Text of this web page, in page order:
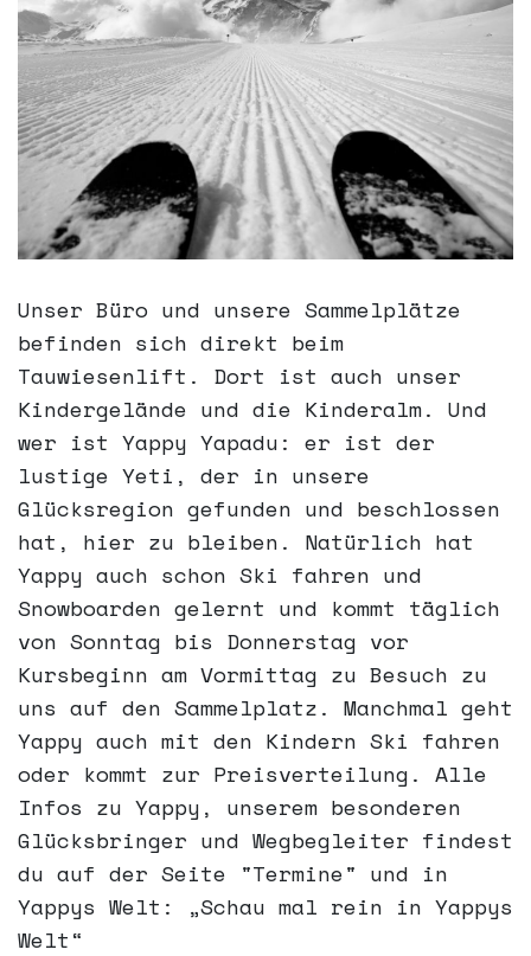
über uns
aktuelles
leistungen
partner
kontakt
Unser Büro und unsere Sammelplätze
befinden sich direkt beim
Tauwiesenlift. Dort ist auch unser
Kindergelände und die Kinderalm. Und
wer ist Yappy Yapadu: er ist der
lustige Yeti, der in unsere
Glücksregion gefunden und beschlossen
hat, hier zu bleiben. Natürlich hat
Yappy auch schon Ski fahren und
Snowboarden gelernt und kommt täglich
von Sonntag bis Donnerstag vor
Kursbeginn am Vormittag zu Besuch zu
uns auf den Sammelplatz. Manchmal geht
Yappy auch mit den Kindern Ski fahren
oder kommt zur Preisverteilung. Alle
Infos zu Yappy, unserem besonderen
Glücksbringer und Wegbegleiter findest
du auf der Seite "Termine" und in
Yappys Welt: „Schau mal rein in Yappys
Welt“